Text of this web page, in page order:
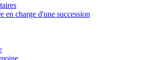
en charge d'une succession